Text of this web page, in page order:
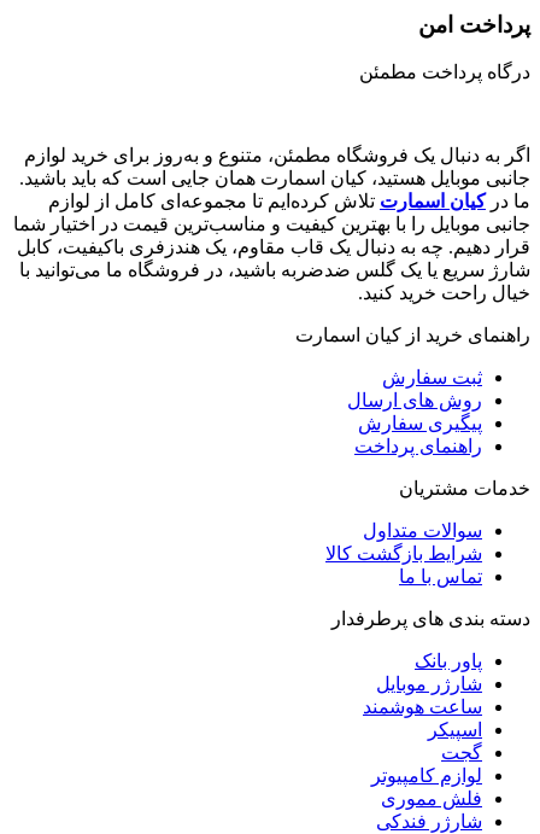
پرداخت امن
درگاه پرداخت مطمئن
اگر به دنبال یک فروشگاه مطمئن، متنوع و به‌روز برای خرید لوازم
جانبی موبایل هستید، کیان اسمارت همان جایی است که باید باشید.
ما درکیان اسمارت تلاش کرده‌ایم تا مجموعه‌ای کامل از لوازم
جانبی موبایل را با بهترین کیفیت و مناسب‌ترین قیمت در اختیار شما
قرار دهیم. چه به دنبال یک قاب مقاوم، یک هندزفری باکیفیت، کابل
شارژ سریع یا یک گلس ضدضربه باشید، در فروشگاه ما می‌توانید با
خیال راحت خرید کنید.
راهنمای خرید از کیان اسمارت
ثبت سفارش
روش‌ های ارسال
پیگیری سفارش
راهنمای پرداخت
خدمات مشتریان
سوالات متداول
شرایط بازگشت کالا
تماس با ما
دسته بندی های پرطرفدار
پاور بانک
شارژر موبایل
ساعت هوشمند
اسپیکر
گجت
لوازم کامپیوتر
فلش مموری
شارژر فندکی